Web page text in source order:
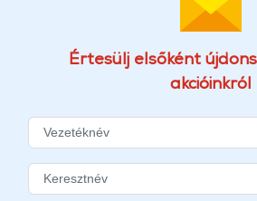
Értesülj elsőként
akcióinkról